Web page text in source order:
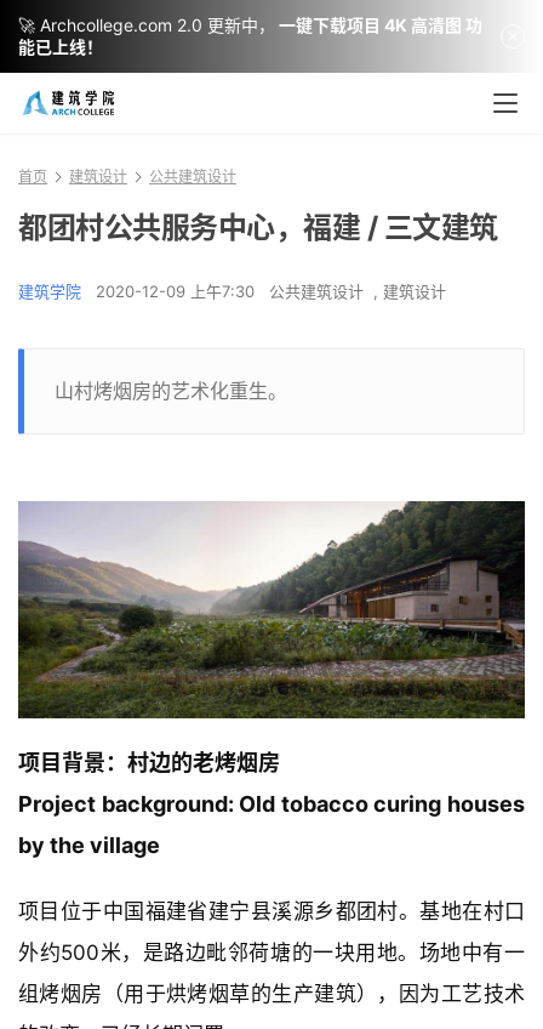
首页 建筑设计 公共建筑设计
都团村公共服务中心，福建 / 三文建筑
建筑学院 2020-12-09 上午7:30 公共建筑设计 , 建筑设计
山村烤烟房的艺术化重生。
项目背景：村边的老烤烟房
Project background: Old tobacco curing houses
by the village
项目位于中国福建省建宁县溪源乡都团村。基地在村口
外约500米，是路边毗邻荷塘的一块用地。场地中有一
组烤烟房（用于烘烤烟草的生产建筑），因为工艺技术
🚀 Archcollege.com 2.0 更新中，
一键下载项目 4K 高清图 功
能已上线！